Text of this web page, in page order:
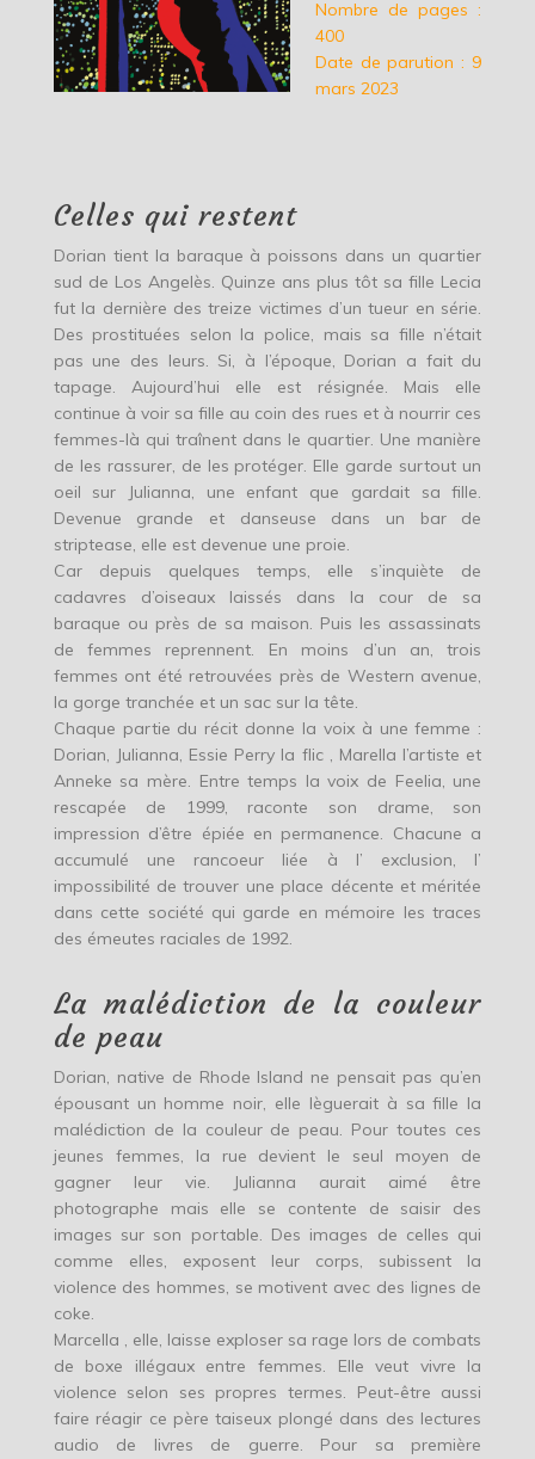
Nombre de pages :
400
Date de parution : 9
mars 2023
Celles qui restent
Dorian tient la baraque à poissons dans un quartier
sud de Los Angelès. Quinze ans plus tôt sa fille Lecia
fut la dernière des treize victimes d’un tueur en série.
Des prostituées selon la police, mais sa fille n’était
pas une des leurs. Si, à l’époque, Dorian a fait du
tapage. Aujourd’hui elle est résignée. Mais elle
continue à voir sa fille au coin des rues et à nourrir ces
femmes-là qui traînent dans le quartier. Une manière
de les rassurer, de les protéger. Elle garde surtout un
oeil sur Julianna, une enfant que gardait sa fille.
Devenue grande et danseuse dans un bar de
striptease, elle est devenue une proie.
Car depuis quelques temps, elle s’inquiète de
cadavres d’oiseaux laissés dans la cour de sa
baraque ou près de sa maison. Puis les assassinats
de femmes reprennent. En moins d’un an, trois
femmes ont été retrouvées près de Western avenue,
la gorge tranchée et un sac sur la tête.
Chaque partie du récit donne la voix à une femme :
Dorian, Julianna, Essie Perry la flic , Marella l’artiste et
Anneke sa mère. Entre temps la voix de Feelia, une
rescapée de 1999, raconte son drame, son
impression d’être épiée en permanence. Chacune a
accumulé une rancoeur liée à l’ exclusion, l’
impossibilité de trouver une place décente et méritée
dans cette société qui garde en mémoire les traces
des émeutes raciales de 1992.
La malédiction de la couleur
de peau
Dorian, native de Rhode Island ne pensait pas qu’en
épousant un homme noir, elle lèguerait à sa fille la
malédiction de la couleur de peau. Pour toutes ces
jeunes femmes, la rue devient le seul moyen de
gagner leur vie. Julianna aurait aimé être
photographe mais elle se contente de saisir des
images sur son portable. Des images de celles qui
comme elles, exposent leur corps, subissent la
violence des hommes, se motivent avec des lignes de
coke.
Marcella , elle, laisse exploser sa rage lors de combats
de boxe illégaux entre femmes. Elle veut vivre la
violence selon ses propres termes. Peut-être aussi
faire réagir ce père taiseux plongé dans des lectures
audio de livres de guerre. Pour sa première